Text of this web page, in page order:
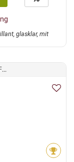
glasklar, mit